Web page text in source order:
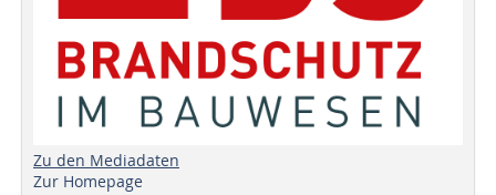
Zu den Mediadaten
Zur Homepage